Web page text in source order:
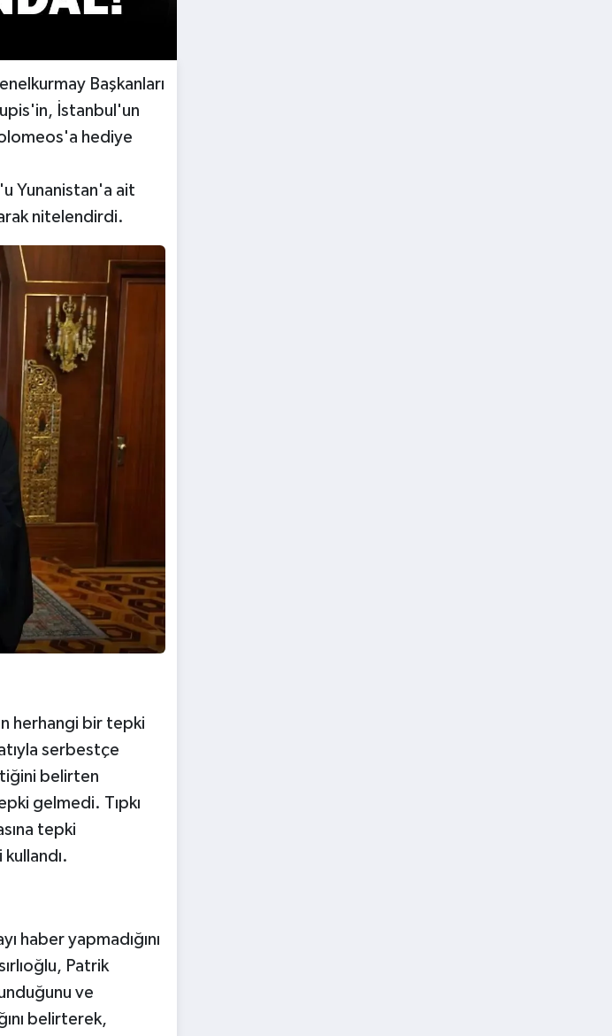
Başkanları
İstanbul'un
hediye
Yunanistan'a ait
nitelendirdi.
herhangi bir tepki
serbestçe
belirten
gelmedi. Tıpkı
tepki
haber yapmadığını
Patrik
ve
belirterek,